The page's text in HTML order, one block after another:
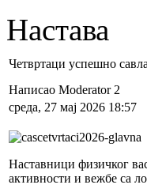
Настава
Четвртаци успешно
Написао Moderator 2
среда, 27 мај 2026 18:57
Наставници физичког
активности и вежбе са